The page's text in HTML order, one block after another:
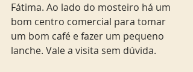
Fátima. Ao lado do mosteiro há um
bom centro comercial para tomar
um bom café e fazer um pequeno
lanche. Vale a visita sem dúvida.